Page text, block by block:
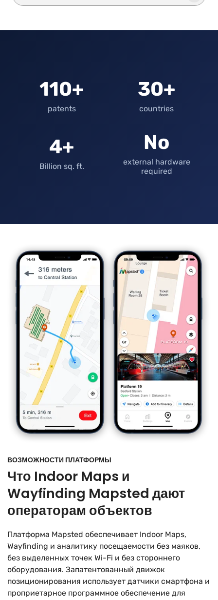
110+
patents
30+
countries
4+
Billion sq. ft.
No
external hardware
required
ВОЗМОЖНОСТИ ПЛАТФОРМЫ
Что Indoor Maps и
Wayfinding Mapsted дают
операторам объектов
Платформа Mapsted обеспечивает Indoor Maps,
Wayfinding и аналитику посещаемости без маяков,
без выделенных точек Wi-Fi и без стороннего
оборудования. Запатентованный движок
позиционирования использует датчики смартфона и
проприетарное программное обеспечение для